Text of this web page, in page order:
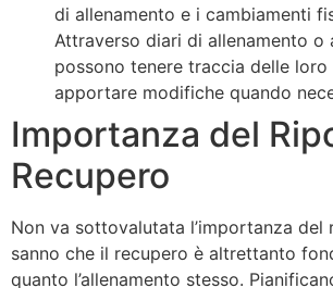
di allenamento e i cambiamenti
Attraverso diari di allenamento o
possono tenere traccia delle
apportare modifiche quando
Importanza del
Recupero
Non va sottovalutata l’importanza del
sanno che il recupero è altrettanto
quanto l’allenamento stesso.